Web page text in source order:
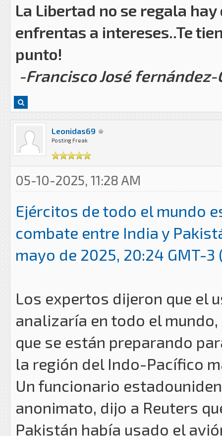
La Libertad no se regala
enfrentas a intereses..Te
punto!
-Francisco José
Leonidas69
Posting Freak
05-10-2025, 11:28 AM
Ejércitos de todo el mundo
combate entre India y
mayo de 2025, 20:24 GMT-
Los expertos dijeron que el
analizaría en todo el
que se están preparando
la región del Indo-Pacífico
Un funcionario
anonimato, dijo a Reuters
Pakistán había usado el